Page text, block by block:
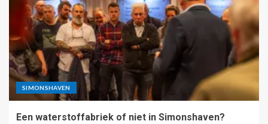
SIMONSHAVEN
Een waterstoffabriek of niet in Simonshaven?